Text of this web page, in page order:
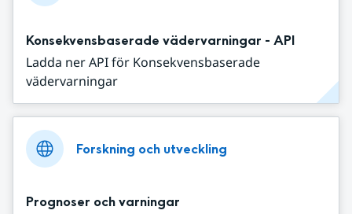
Konsekvensbaserade vädervarningar - API
Ladda ner API för Konsekvensbaserade
vädervarningar
Forskning och utveckling
Prognoser och varningar